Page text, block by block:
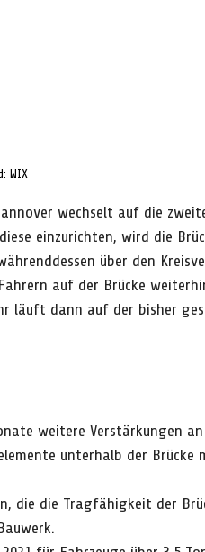
WIX
wechselt auf die
einzurichten, wird die
über den
auf der Brücke
läuft dann auf der bisher
weitere Verstärkungen
unterhalb der Brücke
die die Tragfähigkeit der